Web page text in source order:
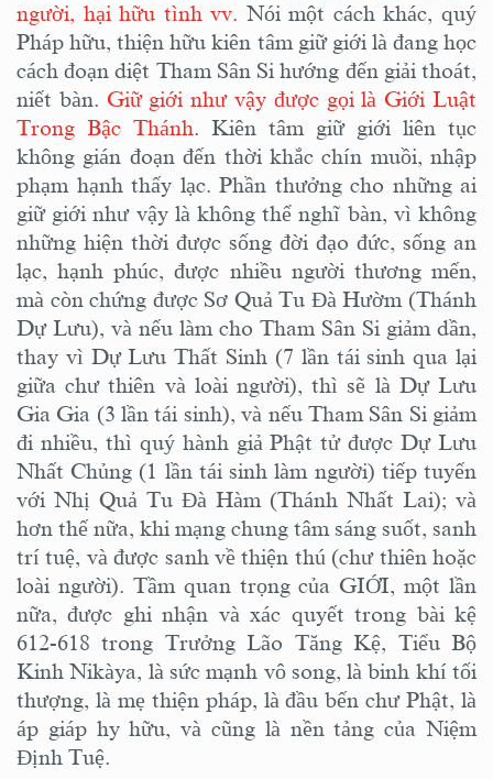
người, hại hữu tình vv. Nói một cách khác, quý
Pháp hữu, thiện hữu kiên tâm giữ giới là đang học
cách đoạn diệt Tham Sân Si hướng đến giải thoát,
niết bàn. Giữ giới như vậy được gọi là Giới Luật
Trong Bậc Thánh. Kiên tâm giữ giới liên tục
không gián đoạn đến thời khắc chín muồi, nhập
phạm hạnh thấy lạc. Phần thưởng cho những ai
giữ giới như vậy là không thể nghĩ bàn, vì không
những hiện thời được sống đời đạo đức, sống an
lạc, hạnh phúc, được nhiều người thương mến,
mà còn chứng được Sơ Quả Tu Đà Hườm (Thánh
Dự Lưu), và nếu làm cho Tham Sân Si giảm dần,
thay vì Dự Lưu Thất Sinh (7 lần tái sinh qua lại
giữa chư thiên và loài người), thì sẽ là Dự Lưu
Gia Gia (3 lần tái sinh), và nếu Tham Sân Si giảm
đi nhiều, thì quý hành giả Phật tử được Dự Lưu
Nhất Chủng (1 lần tái sinh làm người) tiếp tuyến
với Nhị Quả Tu Đà Hàm (Thánh Nhất Lai); và
hơn thế nữa, khi mạng chung tâm sáng suốt, sanh
trí tuệ, và được sanh về thiện thú (chư thiên hoặc
loài người). Tầm quan trọng của GIỚI, một lần
nữa, được ghi nhận và xác quyết trong bài kệ
612-618 trong Trưởng Lão Tăng Kệ, Tiểu Bộ
Kinh Nikàya, là sức mạnh vô song, là binh khí tối
thượng, là mẹ thiện pháp, là đầu bến chư Phật, là
áp giáp hy hữu, và cũng là nền tảng của Niệm
Định Tuệ.